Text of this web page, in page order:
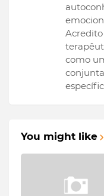
como
You might like